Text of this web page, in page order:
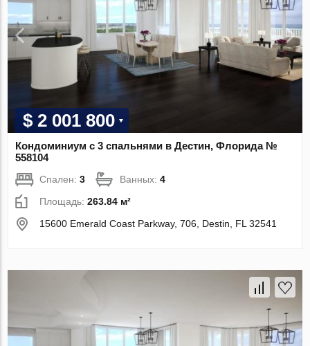
$ 2 001 800
Кондоминиум с 3 спальнями в Дестин, Флорида №
558104
Спален:3 Ванных:4
Площадь:263.84 м²
15600 Emerald Coast Parkway, 706, Destin, FL 32541